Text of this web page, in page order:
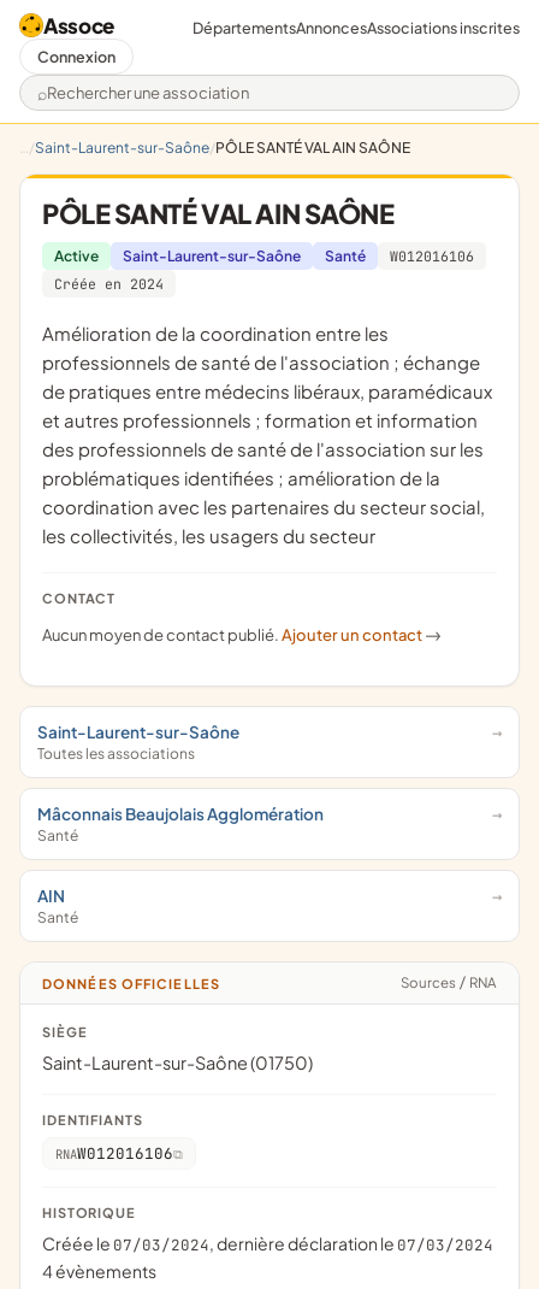
Assoce
Rechercher une association
DépartementsAnnoncesAssociations inscrites
Connexion
Saint-Laurent-sur-Saône PÔLE SANTÉ VAL AIN SAÔNE
PÔLE SANTÉ VAL AIN SAÔNE
Active Saint-Laurent-sur-Saône Santé
W012016106
Créée en 2024
amélioration de la coordination entre les
professionnels de santé de l'association ; échange
de pratiques entre médecins libéraux, paramédicaux
et autres professionnels ; formation et information
des professionnels de santé de l'association sur les
problématiques identifiées ; amélioration de la
coordination avec les partenaires du secteur social,
les collectivités, les usagers du secteur
CONTACT
Aucun moyen de contact publié.Ajouter un contact ->
Saint-Laurent-sur-Saône
Toutes les associations
Mâconnais Beaujolais Agglomération
Santé
AIN
Santé
DONNÉES OFFICIELLES Sources / RNA
SIÈGE
Saint-Laurent-sur-Saône (01750)
IDENTIFIANTS
RNAW012016106
HISTORIQUE
Créée le 07/03/2024, dernière déclaration le 07/03/2024
4 évènements